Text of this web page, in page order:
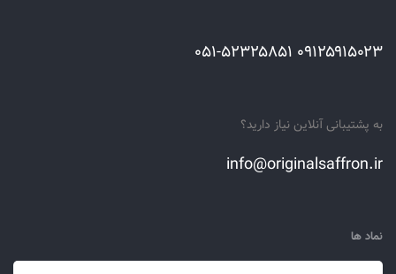
۰۹۱۲۵۹۱۵۰۲۳ ۰۵۱-۵۲۳۲۵۸۵۱
به پشتیبانی آنلاین نیاز دارید؟
info@originalsaffron.ir
نماد ها